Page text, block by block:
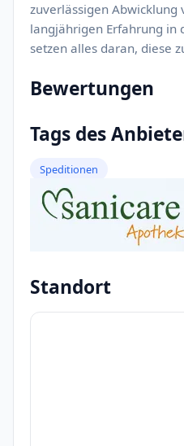
zuverlässigen
langjährigen Erfahrung in
setzen alles daran, diese
Bewertungen
Tags des
Speditionen
Standort